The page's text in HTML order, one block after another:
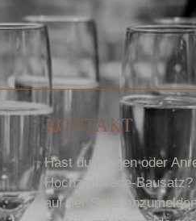
KONTAKT
Hast du Fragen oder
Hochzeitsrede-
auf der Seite